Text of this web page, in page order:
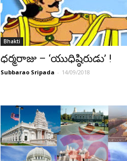
Bhakti
ధర్మరాజు – ‘యుధిష్ఠిరుడు’ !
Subbarao Sripada - 14/09/2018